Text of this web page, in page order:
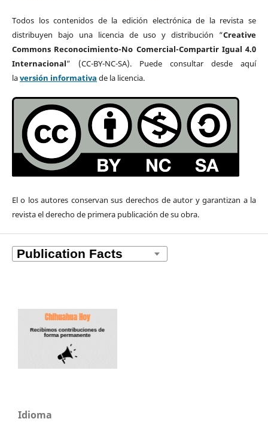
Todos los contenidos de la edición electrónica de la revista se
distribuyen bajo una licencia de uso y distribución “Creative
Commons Reconocimiento-No Comercial-Compartir Igual 4.0
Internacional” (CC-BY-NC-SA). Puede consultar desde aquí
laversión informativa de la licencia.
El o los autores conservan sus derechos de autor y garantizan a la
revista el derecho de primera publicación de su obra.
Idioma